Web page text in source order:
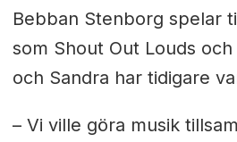
Bebban Stenborg spelar
som Shout Out Louds
och Sandra har tidigare
– Vi ville göra musik